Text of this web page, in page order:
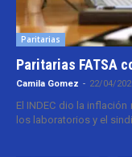
Paritarias
Paritarias FATSA
Camila Gomez - 22/04/
El INDEC dio la
los laboratorios y el